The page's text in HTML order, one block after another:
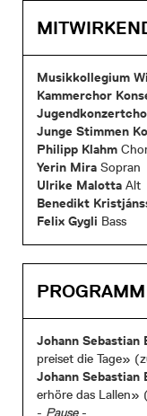
PROGRAMM
Johann Sebastian
preiset die Tage»
Johann Sebastian
erhöre das Lallen»
- Pause-
Musikkollegium
Kammerchor
Junge Stimmen
Philipp Klahm
Yerin Mira Sopran
Ulrike Malotta Alt
Benedikt
Felix Gygli Bass